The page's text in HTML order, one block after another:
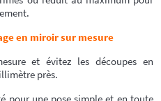
en miroir sur mesure
et évitez les découpes en
près.